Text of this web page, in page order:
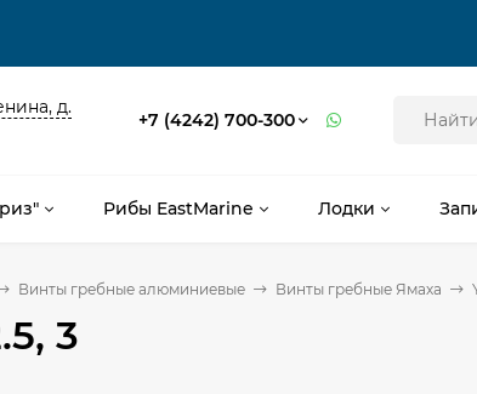
д.
+7 (4242) 700-300
Рибы EastMarine Лодки
Винты гребные алюминиевые Винты гребные Ямаха
3